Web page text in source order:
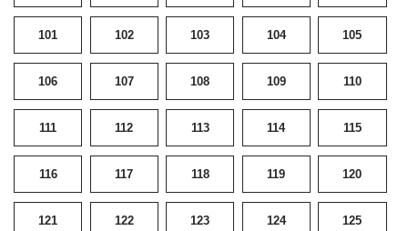
101 102 103 104 105
106 107 108 109 110
111 112 113 114 115
116 117 118 119 120
121 122 123 124 125